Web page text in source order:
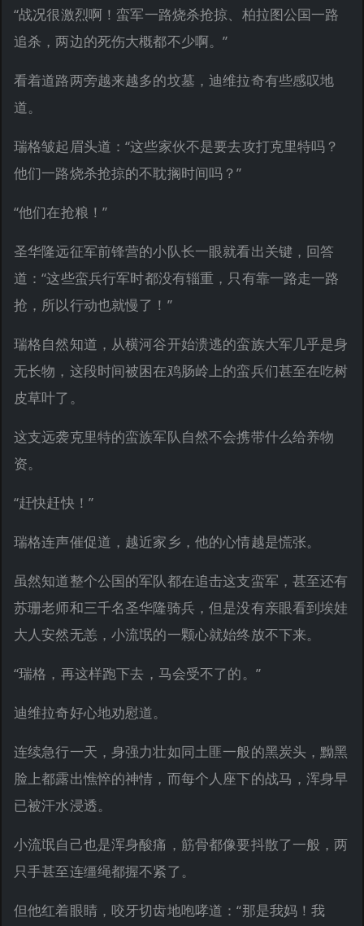
“战况很激烈啊！蛮军一路烧杀抢掠、柏拉图公国一路
追杀，两边的死伤大概都不少啊。”
看着道路两旁越来越多的坟墓，迪维拉奇有些感叹地
道。
瑞格皱起眉头道：“这些家伙不是要去攻打克里特吗？
他们一路烧杀抢掠的不耽搁时间吗？”
“他们在抢粮！”
圣华隆远征军前锋营的小队长一眼就看出关键，回答
道：“这些蛮兵行军时都没有辎重，只有靠一路走一路
抢，所以行动也就慢了！”
瑞格自然知道，从横河谷开始溃逃的蛮族大军几乎是身
无长物，这段时间被困在鸡肠岭上的蛮兵们甚至在吃树
皮草叶了。
这支远袭克里特的蛮族军队自然不会携带什么给养物
资。
“赶快赶快！”
瑞格连声催促道，越近家乡，他的心情越是慌张。
虽然知道整个公国的军队都在追击这支蛮军，甚至还有
苏珊老师和三千名圣华隆骑兵，但是没有亲眼看到埃娃
大人安然无恙，小流氓的一颗心就始终放不下来。
“瑞格，再这样跑下去，马会受不了的。”
迪维拉奇好心地劝慰道。
连续急行一天，身强力壮如同土匪一般的黑炭头，黝黑
脸上都露出憔悴的神情，而每个人座下的战马，浑身早
已被汗水浸透。
小流氓自己也是浑身酸痛，筋骨都像要抖散了一般，两
只手甚至连缰绳都握不紧了。
但他红着眼睛，咬牙切齿地咆哮道：“那是我妈！我